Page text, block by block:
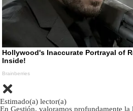
Estimado(a) lector(a)
En Gestión, valoramos profundamente la